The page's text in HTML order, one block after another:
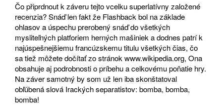
Čo připrdnout k záveru tejto vcelku superlatívny založené
recenzia? Snáď len fakt že Flashback bol na základe
ohlasov a úspechu prerobený snáď do všetkých
mysliteľných platforiem herných mašiniek a dodnes patrí k
najúspešnejšiemu francúzskemu titulu všetkých čias, čo
sa tiež môžete dočítať zo stránok www.wikipedia.org, Ona
obsahuje aj podrobnosti o príbehu a celkovému poňatie hry.
Na záver samotný by som už len iba skonštatoval
obľúbená slová Irackých separatistov: bomba, bomba,
bomba!